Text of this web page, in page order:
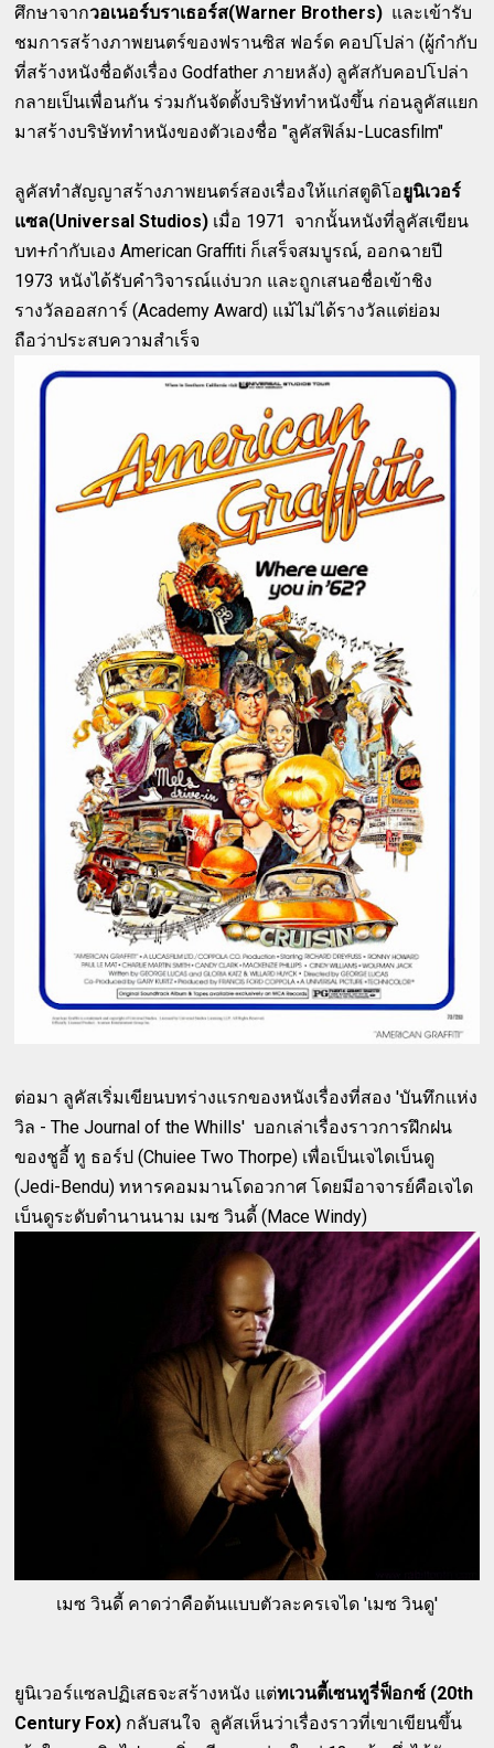
ศึกษาจากวอเนอร์บราเธอร์ส(Warner Brothers) และเข้ารับ
ชมการสร้างภาพยนตร์ของฟรานซิส ฟอร์ด คอปโปล่า (ผู้กำกับ
ที่สร้างหนังชื่อดังเรื่อง Godfather ภายหลัง) ลูคัสกับคอปโปล่า
กลายเป็นเพื่อนกัน ร่วมกันจัดตั้งบริษัททำหนังขึ้น ก่อนลูคัสแยก
มาสร้างบริษัททำหนังของตัวเองชื่อ "ลูคัสฟิล์ม-Lucasfilm"
ลูคัสทำสัญญาสร้างภาพยนตร์สองเรื่องให้แก่สตูดิโอยูนิเวอร์
แซล(Universal Studios) เมื่อ 1971 จากนั้นหนังที่ลูคัสเขียน
บท+กำกับเอง American Graffiti ก็เสร็จสมบูรณ์, ออกฉายปี
1973 หนังได้รับคำวิจารณ์แง่บวก และถูกเสนอชื่อเข้าชิง
รางวัลออสการ์ (Academy Award) แม้ไม่ได้รางวัลแต่ย่อม
ถือว่าประสบความสำเร็จ
ต่อมา ลูคัสเริ่มเขียนบทร่างแรกของหนังเรื่องที่สอง 'บันทึกแห่ง
วิล - The Journal of the Whills' บอกเล่าเรื่องราวการฝึกฝน
ของชูอี้ ทู ธอร์ป (Chuiee Two Thorpe) เพื่อเป็นเจไดเบ็นดู
(Jedi-Bendu) ทหารคอมมานโดอวกาศ โดยมีอาจารย์คือเจได
เบ็นดูระดับตำนานนาม เมซ วินดี้ (Mace Windy)
เมซ วินดี้ คาดว่าคือต้นแบบตัวละครเจได 'เมซ วินดู'
ยูนิเวอร์แซลปฏิเสธจะสร้างหนัง แต่ทเวนตี้เซนทูรี่ฟ็อกซ์ (20th
Century Fox) กลับสนใจ ลูคัสเห็นว่าเรื่องราวที่เขาเขียนขึ้น